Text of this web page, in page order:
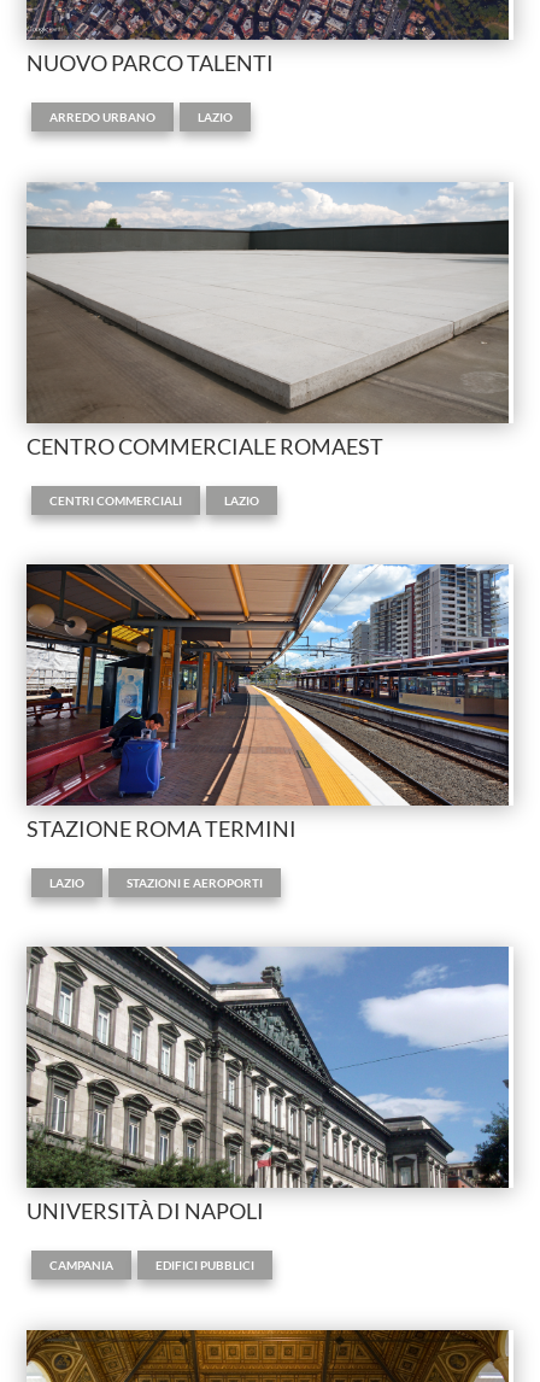
NUOVO PARCO TALENTI
ARREDO URBANO
,
LAZIO
CENTRO COMMERCIALE ROMAEST
CENTRI COMMERCIALI
,
LAZIO
STAZIONE ROMA TERMINI
LAZIO
,
STAZIONI E AEROPORTI
UNIVERSITÀ DI NAPOLI
CAMPANIA
,
EDIFICI PUBBLICI